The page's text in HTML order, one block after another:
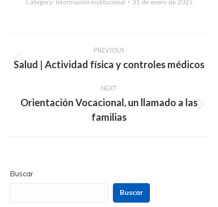
Category: Información institucional 31 de enero de 2025
navigation
PREVIOUS
Previous
Salud | Actividad física y controles médicos
NEXT
Next
post:
Orientación Vocacional, un llamado a las
familias
Buscar
Buscar